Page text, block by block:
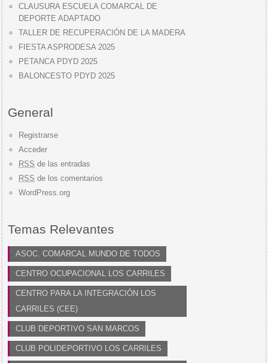
CLAUSURA ESCUELA COMARCAL DE
DEPORTE ADAPTADO
TALLER DE RECUPERACIÓN DE LA MADERA
FIESTA ASPRODESA 2025
PETANCA PDYD 2025
BALONCESTO PDYD 2025
General
Registrarse
Acceder
RSS de las entradas
RSS de los comentarios
WordPress.org
Temas Relevantes
ASOC. COMARCAL MUNDO DE TODOS
CENTRO OCUPACIONAL LOS CARRILES
CENTRO PARA LA INTEGRACIÓN LOS
CARRILES (CEE)
CLUB DEPORTIVO SAN MARCOS
CLUB POLIDEPORTIVO LOS CARRILES